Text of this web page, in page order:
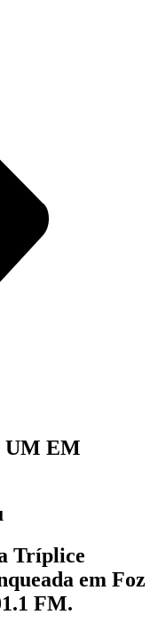
UM EM
Tríplice
em Foz
FM.